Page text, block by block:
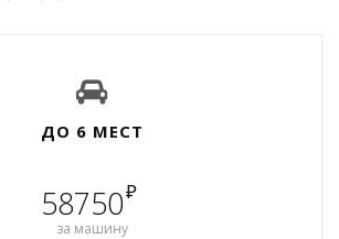
ДО 6 МЕСТ
58750₽
за машину